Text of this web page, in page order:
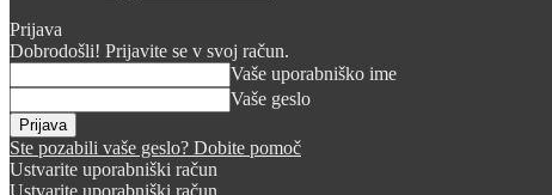
Prijava
Dobrodošli! Prijavite se v svoj račun.
Vaše uporabniško ime
Vaše geslo
Ste pozabili vaše geslo? Dobite pomoč
Ustvarite uporabniški račun
Ustvarite uporabniški račun